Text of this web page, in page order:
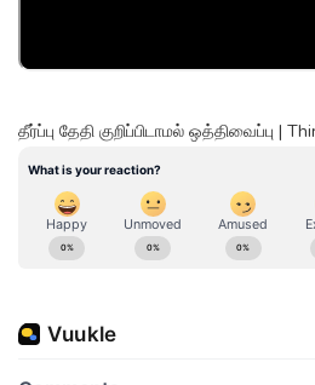
தீர்ப்பு தேதி குறிப்பிடாமல் ஒத்திவைப்பு |